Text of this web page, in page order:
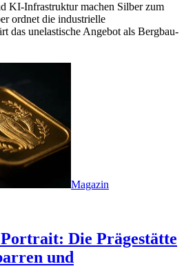
KI-Infrastruktur machen Silber zum
ordnet die industrielle
das unelastische Angebot als Bergbau-
Magazin
Die Prägestätte
und